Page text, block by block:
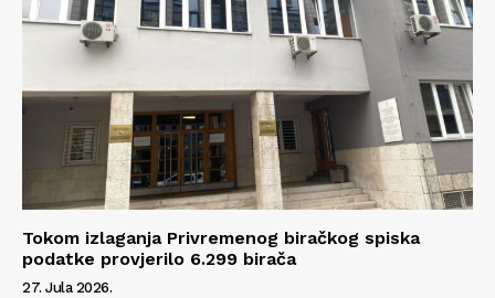
Info
O nama
Kontakt
Impressum
Tokom izlaganja Privremenog biračkog spiska
podatke provjerilo 6.299 birača
27. Jula 2026.